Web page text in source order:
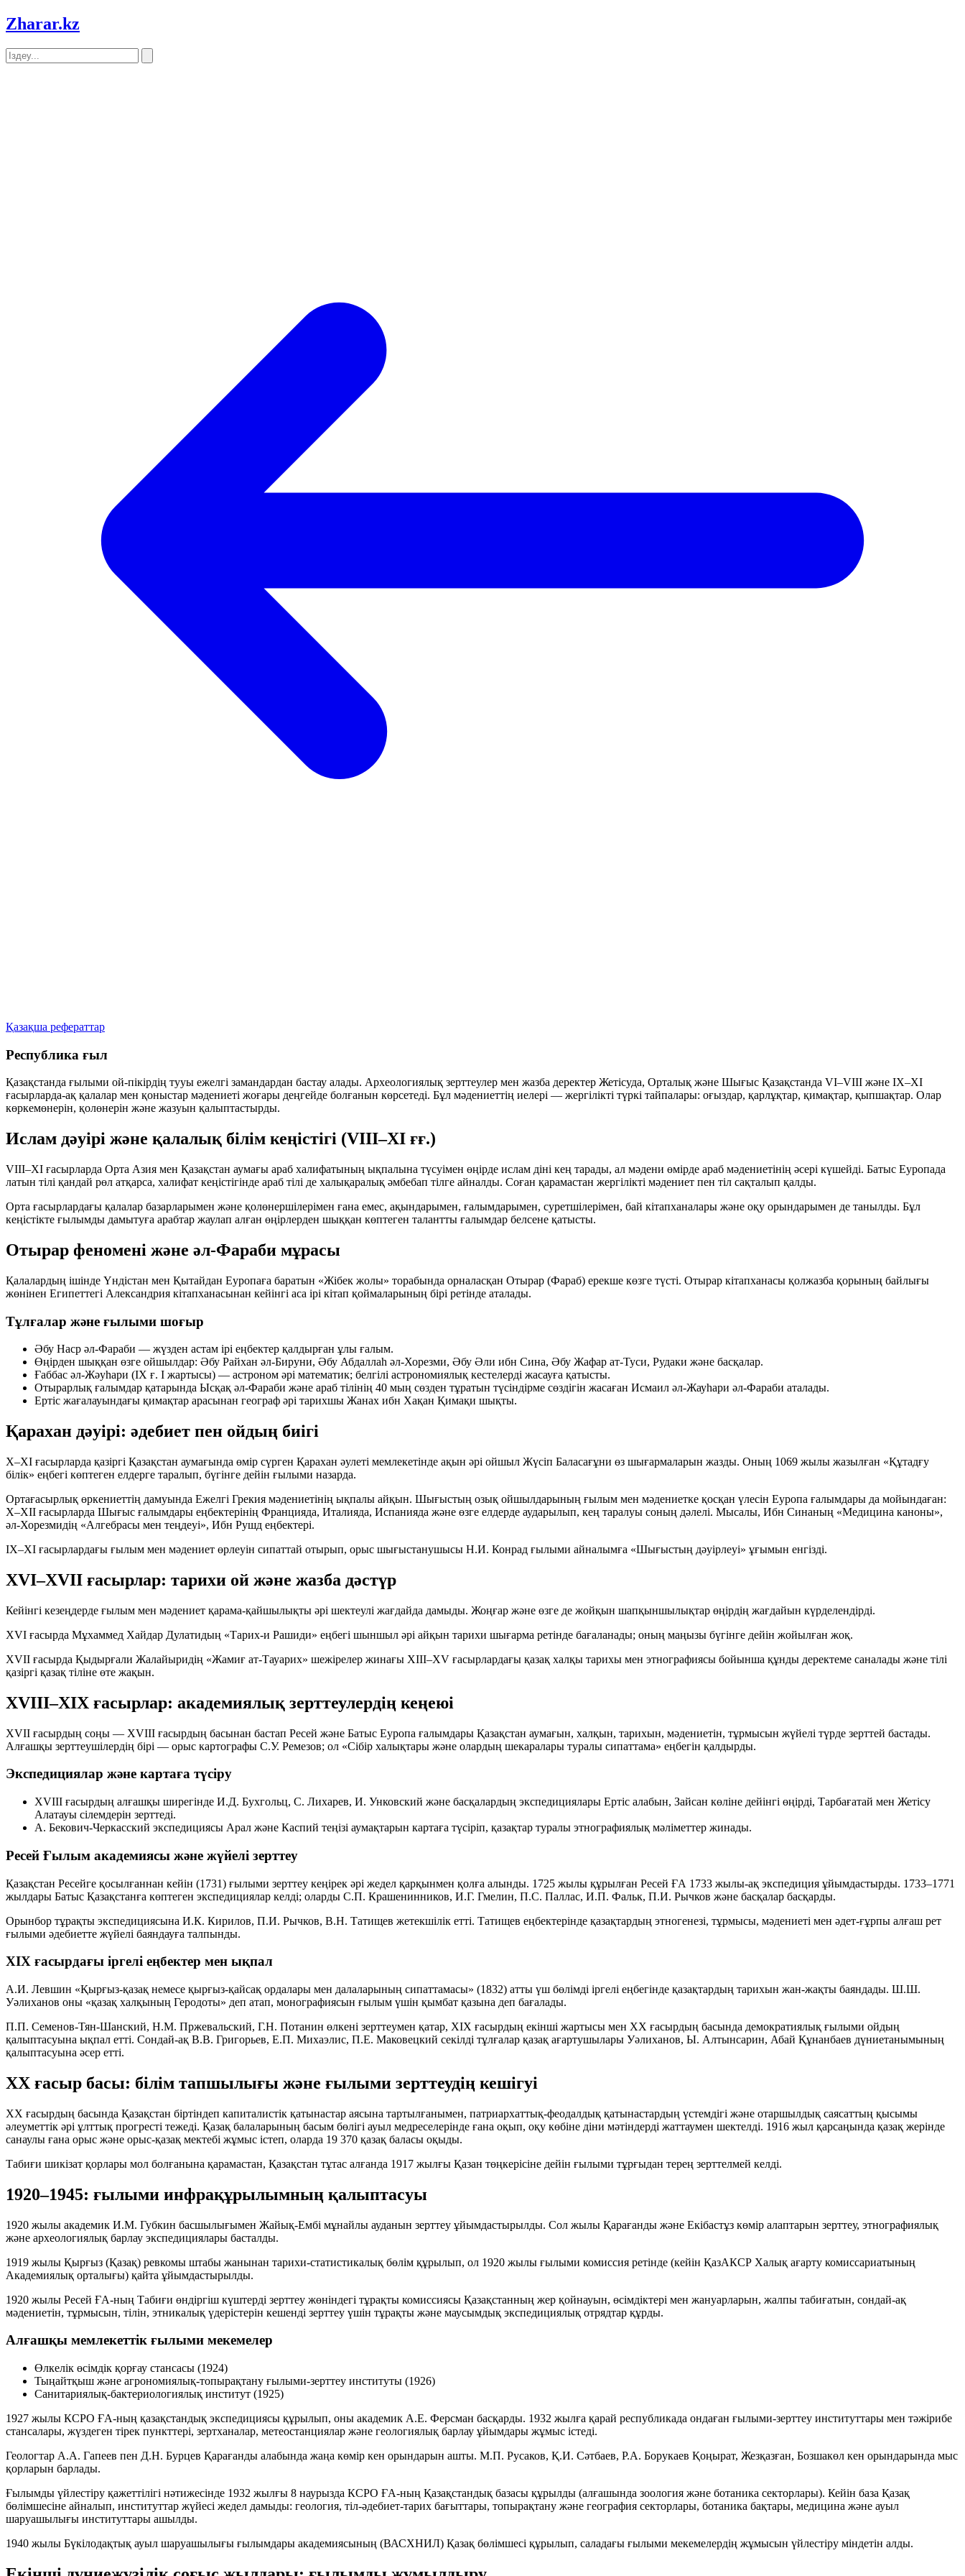
Zharar.kz
Қазақша рефераттар
Республика ғыл
Қазақстанда ғылыми ой-пікірдің тууы ежелгі замандардан бастау алады. Археологиялық зерттеулер мен жазба деректер Жетісуда, Орталық және Шығыс Қазақстанда VI–VIII және IX–XI
ғасырларда-ақ қалалар мен қоныстар мәдениеті жоғары деңгейде болғанын көрсетеді. Бұл мәдениеттің иелері — жергілікті түркі тайпалары: оғыздар, қарлұқтар, қимақтар, қыпшақтар. Олар
көркемөнерін, қолөнерін және жазуын қалыптастырды.
Ислам дәуірі және қалалық білім кеңістігі (VIII–XI ғғ.)
VIII–XI ғасырларда Орта Азия мен Қазақстан аумағы араб халифатының ықпалына түсуімен өңірде ислам діні кең тарады, ал мәдени өмірде араб мәдениетінің әсері күшейді. Батыс Еуропада
латын тілі қандай рөл атқарса, халифат кеңістігінде араб тілі де халықаралық әмбебап тілге айналды. Соған қарамастан жергілікті мәдениет пен тіл сақталып қалды.
Орта ғасырлардағы қалалар базарларымен және қолөнершілерімен ғана емес, ақындарымен, ғалымдарымен, суретшілерімен, бай кітапханалары және оқу орындарымен де танылды. Бұл
кеңістікте ғылымды дамытуға арабтар жаулап алған өңірлерден шыққан көптеген талантты ғалымдар белсене қатысты.
Отырар феномені және әл‑Фараби мұрасы
Қалалардың ішінде Үндістан мен Қытайдан Еуропаға баратын «Жібек жолы» торабында орналасқан Отырар (Фараб) ерекше көзге түсті. Отырар кітапханасы қолжазба қорының байлығы
жөнінен Египеттегі Александрия кітапханасынан кейінгі аса ірі кітап қоймаларының бірі ретінде аталады.
Тұлғалар және ғылыми шоғыр
Әбу Наср әл‑Фараби — жүзден астам ірі еңбектер қалдырған ұлы ғалым.
Өңірден шыққан өзге ойшылдар: Әбу Райхан әл‑Бируни, Әбу Абдаллаһ әл‑Хорезми, Әбу Әли ибн Сина, Әбу Жафар ат‑Туси, Рудаки және басқалар.
Ғаббас әл‑Жәуһари (IX ғ. I жартысы) — астроном әрі математик; белгілі астрономиялық кестелерді жасауға қатысты.
Отырарлық ғалымдар қатарында Ысқақ әл‑Фараби және араб тілінің 40 мың сөзден тұратын түсіндірме сөздігін жасаған Исмаил әл‑Жауһари әл‑Фараби аталады.
Ертіс жағалауындағы қимақтар арасынан географ әрі тарихшы Жанах ибн Хақан Қимақи шықты.
Қарахан дәуірі: әдебиет пен ойдың биігі
X–XI ғасырларда қазіргі Қазақстан аумағында өмір сүрген Қарахан әулеті мемлекетінде ақын әрі ойшыл Жүсіп Баласағұни өз шығармаларын жазды. Оның 1069 жылы жазылған «Құтадғу
білік» еңбегі көптеген елдерге таралып, бүгінге дейін ғылыми назарда.
Ортағасырлық өркениеттің дамуында Ежелгі Грекия мәдениетінің ықпалы айқын. Шығыстың озық ойшылдарының ғылым мен мәдениетке қосқан үлесін Еуропа ғалымдары да мойындаған:
X–XII ғасырларда Шығыс ғалымдары еңбектерінің Францияда, Италияда, Испанияда және өзге елдерде аударылып, кең таралуы соның дәлелі. Мысалы, Ибн Синаның «Медицина каноны»,
әл‑Хорезмидің «Алгебрасы мен теңдеуі», Ибн Рушд еңбектері.
IX–XI ғасырлардағы ғылым мен мәдениет өрлеуін сипаттай отырып, орыс шығыстанушысы Н.И. Конрад ғылыми айналымға «Шығыстың дәуірлеуі» ұғымын енгізді.
XVI–XVII ғасырлар: тарихи ой және жазба дәстүр
Кейінгі кезеңдерде ғылым мен мәдениет қарама-қайшылықты әрі шектеулі жағдайда дамыды. Жоңғар және өзге де жойқын шапқыншылықтар өңірдің жағдайын күрделендірді.
XVI ғасырда Мұхаммед Хайдар Дулатидың «Тарих-и Рашиди» еңбегі шыншыл әрі айқын тарихи шығарма ретінде бағаланады; оның маңызы бүгінге дейін жойылған жоқ.
XVII ғасырда Қыдырғали Жалайыридің «Жамиғ ат‑Тауарих» шежірелер жинағы XIII–XV ғасырлардағы қазақ халқы тарихы мен этнографиясы бойынша құнды деректеме саналады және тілі
қазіргі қазақ тіліне өте жақын.
XVIII–XIX ғасырлар: академиялық зерттеулердің кеңеюі
XVII ғасырдың соңы — XVIII ғасырдың басынан бастап Ресей және Батыс Еуропа ғалымдары Қазақстан аумағын, халқын, тарихын, мәдениетін, тұрмысын жүйелі түрде зерттей бастады.
Алғашқы зерттеушілердің бірі — орыс картографы С.У. Ремезов; ол «Сібір халықтары және олардың шекаралары туралы сипаттама» еңбегін қалдырды.
Экспедициялар және картаға түсіру
XVIII ғасырдың алғашқы ширегінде И.Д. Бухгольц, С. Лихарев, И. Унковский және басқалардың экспедициялары Ертіс алабын, Зайсан көліне дейінгі өңірді, Тарбағатай мен Жетісу
Алатауы сілемдерін зерттеді.
А. Бекович‑Черкасский экспедициясы Арал және Каспий теңізі аумақтарын картаға түсіріп, қазақтар туралы этнографиялық мәліметтер жинады.
Ресей Ғылым академиясы және жүйелі зерттеу
Қазақстан Ресейге қосылғаннан кейін (1731) ғылыми зерттеу кеңірек әрі жедел қарқынмен қолға алынды. 1725 жылы құрылған Ресей ҒА 1733 жылы-ақ экспедиция ұйымдастырды. 1733–1771
жылдары Батыс Қазақстанға көптеген экспедициялар келді; оларды С.П. Крашенинников, И.Г. Гмелин, П.С. Паллас, И.П. Фальк, П.И. Рычков және басқалар басқарды.
Орынбор тұрақты экспедициясына И.К. Кирилов, П.И. Рычков, В.Н. Татищев жетекшілік етті. Татищев еңбектерінде қазақтардың этногенезі, тұрмысы, мәдениеті мен әдет‑ғұрпы алғаш рет
ғылыми әдебиетте жүйелі баяндауға талпынды.
XIX ғасырдағы іргелі еңбектер мен ықпал
А.И. Левшин «Қырғыз-қазақ немесе қырғыз-қайсақ ордалары мен далаларының сипаттамасы» (1832) атты үш бөлімді іргелі еңбегінде қазақтардың тарихын жан-жақты баяндады. Ш.Ш.
Уәлиханов оны «қазақ халқының Геродоты» деп атап, монографиясын ғылым үшін қымбат қазына деп бағалады.
П.П. Семенов‑Тян‑Шанский, Н.М. Пржевальский, Г.Н. Потанин өлкені зерттеумен қатар, XIX ғасырдың екінші жартысы мен XX ғасырдың басында демократиялық ғылыми ойдың
қалыптасуына ықпал етті. Сондай-ақ В.В. Григорьев, Е.П. Михаэлис, П.Е. Маковецкий секілді тұлғалар қазақ ағартушылары Уәлиханов, Ы. Алтынсарин, Абай Құнанбаев дүниетанымының
қалыптасуына әсер етті.
XX ғасыр басы: білім тапшылығы және ғылыми зерттеудің кешігуі
XX ғасырдың басында Қазақстан біртіндеп капиталистік қатынастар аясына тартылғанымен, патриархаттық‑феодалдық қатынастардың үстемдігі және отаршылдық саясаттың қысымы
әлеуметтік әрі ұлттық прогресті тежеді. Қазақ балаларының басым бөлігі ауыл медреселерінде ғана оқып, оқу көбіне діни мәтіндерді жаттаумен шектелді. 1916 жыл қарсаңында қазақ жерінде
санаулы ғана орыс және орыс‑қазақ мектебі жұмыс істеп, оларда 19 370 қазақ баласы оқыды.
Табиғи шикізат қорлары мол болғанына қарамастан, Қазақстан тұтас алғанда 1917 жылғы Қазан төңкерісіне дейін ғылыми тұрғыдан терең зерттелмей келді.
1920–1945: ғылыми инфрақұрылымның қалыптасуы
1920 жылы академик И.М. Губкин басшылығымен Жайық‑Ембі мұнайлы ауданын зерттеу ұйымдастырылды. Сол жылы Қарағанды және Екібастұз көмір алаптарын зерттеу, этнографиялық
және археологиялық барлау экспедициялары басталды.
1919 жылы Қырғыз (Қазақ) ревкомы штабы жанынан тарихи‑статистикалық бөлім құрылып, ол 1920 жылы ғылыми комиссия ретінде (кейін ҚазАКСР Халық ағарту комиссариатының
Академиялық орталығы) қайта ұйымдастырылды.
1920 жылы Ресей ҒА‑ның Табиғи өндіргіш күштерді зерттеу жөніндегі тұрақты комиссиясы Қазақстанның жер қойнауын, өсімдіктері мен жануарларын, жалпы табиғатын, сондай-ақ
мәдениетін, тұрмысын, тілін, этникалық үдерістерін кешенді зерттеу үшін тұрақты және маусымдық экспедициялық отрядтар құрды.
Алғашқы мемлекеттік ғылыми мекемелер
Өлкелік өсімдік қорғау стансасы (1924)
Тыңайтқыш және агрономиялық‑топырақтану ғылыми‑зерттеу институты (1926)
Санитариялық‑бактериологиялық институт (1925)
1927 жылы КСРО ҒА‑ның қазақстандық экспедициясы құрылып, оны академик А.Е. Ферсман басқарды. 1932 жылға қарай республикада ондаған ғылыми‑зерттеу институттары мен тәжірибе
стансалары, жүздеген тірек пункттері, зертханалар, метеостанциялар және геологиялық барлау ұйымдары жұмыс істеді.
Геологтар А.А. Гапеев пен Д.Н. Бурцев Қарағанды алабында жаңа көмір кен орындарын ашты. М.П. Русаков, Қ.И. Сәтбаев, Р.А. Борукаев Қоңырат, Жезқазған, Бозшакөл кен орындарында мыс
қорларын барлады.
Ғылымды үйлестіру қажеттілігі нәтижесінде 1932 жылғы 8 наурызда КСРО ҒА‑ның Қазақстандық базасы құрылды (алғашында зоология және ботаника секторлары). Кейін база Қазақ
бөлімшесіне айналып, институттар жүйесі жедел дамыды: геология, тіл‑әдебиет‑тарих бағыттары, топырақтану және география секторлары, ботаника бақтары, медицина және ауыл
шаруашылығы институттары ашылды.
1940 жылы Бүкілодақтық ауыл шаруашылығы ғылымдары академиясының (ВАСХНИЛ) Қазақ бөлімшесі құрылып, саладағы ғылыми мекемелердің жұмысын үйлестіру міндетін алды.